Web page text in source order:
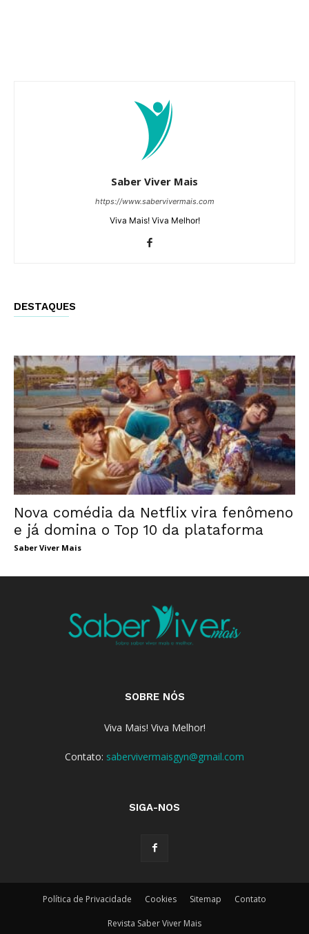
Saber Viver Mais
https://www.sabervivermais.com
Viva Mais! Viva Melhor!
DESTAQUES
Nova comédia da Netflix vira fenômeno
e já domina o Top 10 da plataforma
Saber Viver Mais
SOBRE NÓS
Viva Mais! Viva Melhor!
Contato: sabervivermaisgyn@gmail.com
SIGA-NOS
Política de Privacidade Cookies Sitemap Contato
Revista Saber Viver Mais